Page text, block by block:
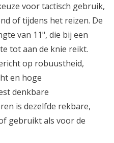
voor tactisch gebruik,
of tijdens het reizen. De
van 11", die bij een
tot aan de knie reikt.
op robuustheid,
en hoge
denkbare
is dezelfde rekbare,
gebruikt als voor de